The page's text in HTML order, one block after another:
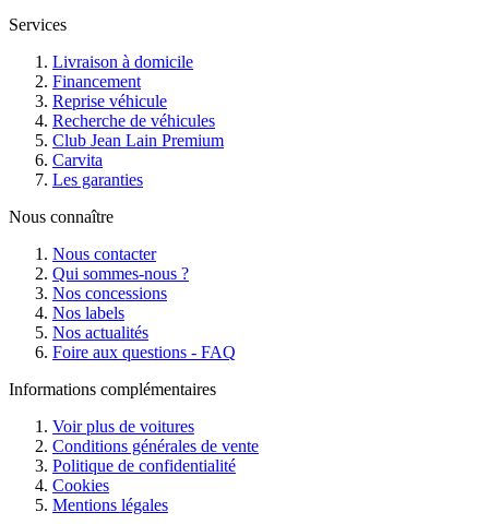
Services
Livraison à domicile
Financement
Reprise véhicule
Recherche de véhicules
Club Jean Lain Premium
Carvita
Les garanties
Nous connaître
Nous contacter
Qui sommes-nous ?
Nos concessions
Nos labels
Nos actualités
Foire aux questions - FAQ
Informations complémentaires
Voir plus de voitures
Conditions générales de vente
Politique de confidentialité
Cookies
Mentions légales